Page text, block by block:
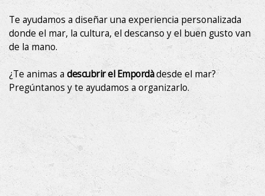
Te ayudamos a diseñar una experiencia personalizada
donde el mar, la cultura, el descanso y el buen gusto van
de la mano.
¿Te animas a descubrir el Empordàdesde el mar?
Pregúntanos y te ayudamos a organizarlo.